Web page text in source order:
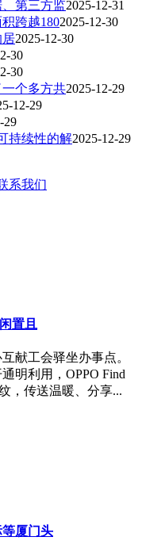
第三方监2025-12-31
跨越1802025-12-30
居2025-12-30
30
30
个多方共2025-12-29
12-29
29
持续性的解2025-12-29
系我们
置且
献工会驿坐办事点。
明利用，OPPO Find
，传送温暖、分享...
厦门头